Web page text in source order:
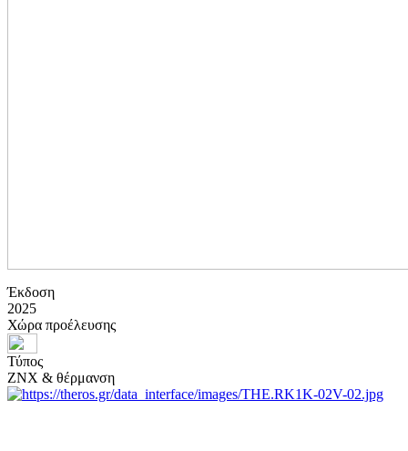
Έκδοση
2025
Χώρα προέλευσης
Τύπος
ΖΝΧ & θέρμανση